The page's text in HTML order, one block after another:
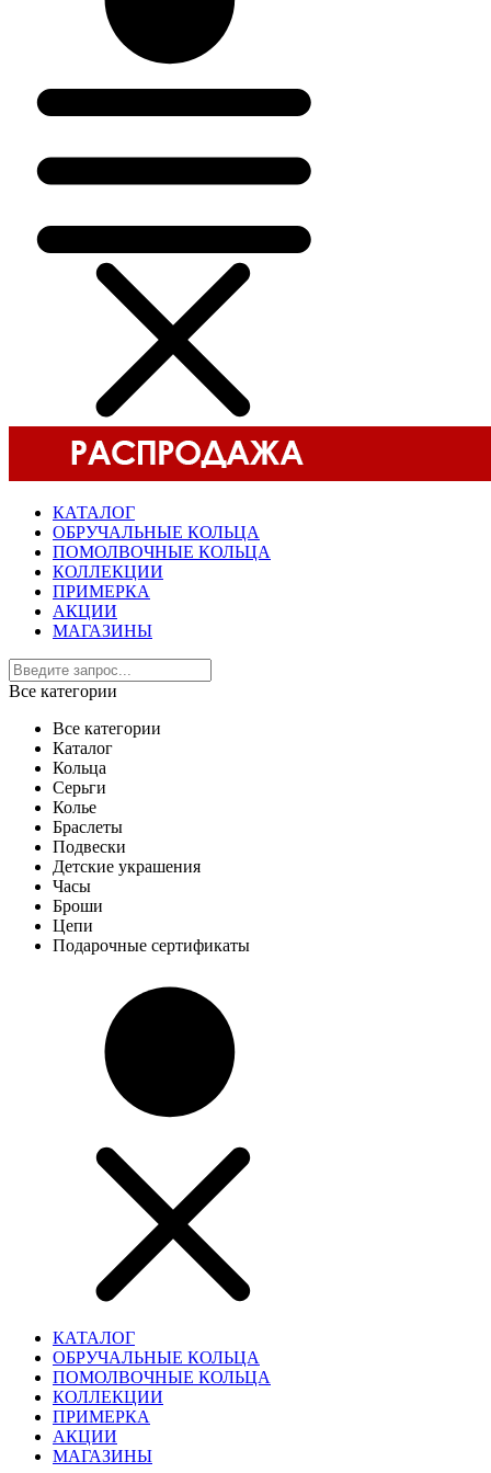
КАТАЛОГ
ОБРУЧАЛЬНЫЕ КОЛЬЦА
ПОМОЛВОЧНЫЕ КОЛЬЦА
КОЛЛЕКЦИИ
ПРИМЕРКА
АКЦИИ
МАГАЗИНЫ
Все категории
Все категории
Каталог
Кольца
Серьги
Колье
Браслеты
Подвески
Детские украшения
Часы
Броши
Цепи
Подарочные сертификаты
КАТАЛОГ
ОБРУЧАЛЬНЫЕ КОЛЬЦА
ПОМОЛВОЧНЫЕ КОЛЬЦА
КОЛЛЕКЦИИ
ПРИМЕРКА
АКЦИИ
МАГАЗИНЫ